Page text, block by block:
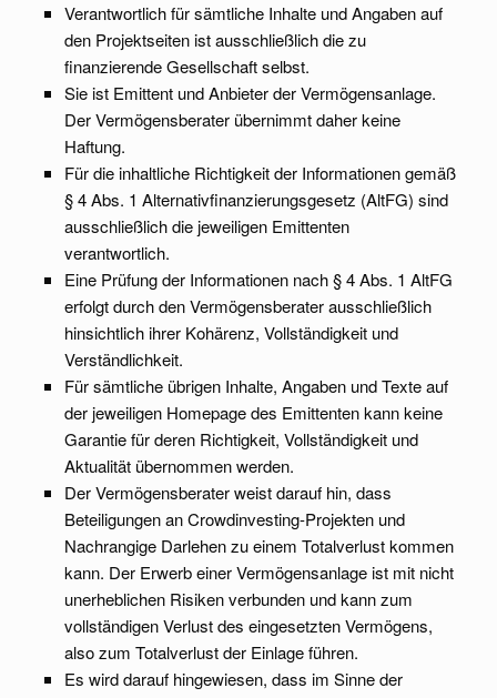
Verantwortlich für sämtliche Inhalte und Angaben auf
den Projektseiten ist ausschließlich die zu
ﬁnanzierende Gesellschaft selbst.
Sie ist Emittent und Anbieter der Vermögensanlage.
Der Vermögensberater übernimmt daher keine
Haftung.
Für die inhaltliche Richtigkeit der Informationen gemäß
§ 4 Abs. 1 Alternativﬁnanzierungsgesetz (AltFG) sind
ausschließlich die jeweiligen Emittenten
verantwortlich.
Eine Prüfung der Informationen nach § 4 Abs. 1 AltFG
erfolgt durch den Vermögensberater ausschließlich
hinsichtlich ihrer Kohärenz, Vollständigkeit und
Verständlichkeit.
Für sämtliche übrigen Inhalte, Angaben und Texte auf
der jeweiligen Homepage des Emittenten kann keine
Garantie für deren Richtigkeit, Vollständigkeit und
Aktualität übernommen werden.
Der Vermögensberater weist darauf hin, dass
Beteiligungen an Crowdinvesting-Projekten und
Nachrangige Darlehen zu einem Totalverlust kommen
kann. Der Erwerb einer Vermögensanlage ist mit nicht
unerheblichen Risiken verbunden und kann zum
vollständigen Verlust des eingesetzten Vermögens,
also zum Totalverlust der Einlage führen.
Es wird darauf hingewiesen, dass im Sinne der